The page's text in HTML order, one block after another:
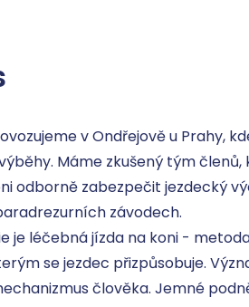
v Ondřejově u Prahy,
Máme zkušený tým členů,
odborně zabezpečit jezdecký
závodech.
je léčebná jízda na koni -
se jezdec přizpůsobuje.
člověka. Jemné